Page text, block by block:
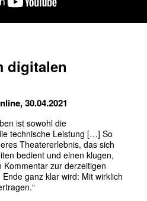
digitalen
30.04.2021
ist sowohl die
technische Leistung […] So
Theatererlebnis, das sich
bedient und einen klugen,
zur derzeitigen
ganz klar wird: Mit wirklich